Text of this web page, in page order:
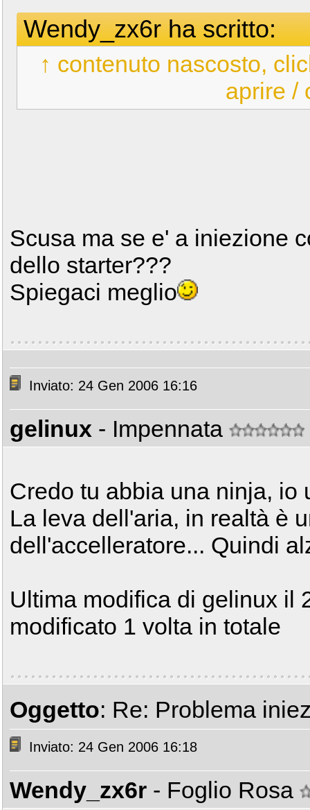
Wendy_zx6r ha scritto:
↑ contenuto nascosto,
aprire /
Scusa ma se e' a iniezione
dello starter???
Spiegaci meglio
Inviato: 24 Gen 2006 16:16
gelinux - Impennata
Credo tu abbia una ninja, io
La leva dell'aria, in realtà è
dell'accelleratore... Quindi
Ultima modifica di gelinux il
modificato 1 volta in totale
Oggetto: Re: Problema
Inviato: 24 Gen 2006 16:18
Wendy_zx6r - Foglio Rosa